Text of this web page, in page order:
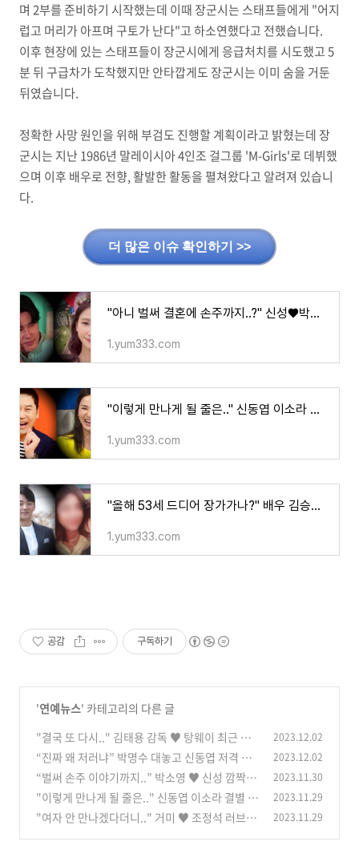
며 2부를 준비하기 시작했는데 이때 장군시는 스태프들에게 "어지
럽고 머리가 아프며 구토가 난다"고 하소연했다고 전했습니다.
이후 현장에 있는 스태프들이 장군시에게 응급처치를 시도했고 5
분 뒤 구급차가 도착했지만 안타깝게도 장군시는 이미 숨을 거둔
뒤였습니다.
정확한 사망 원인을 위해 부검도 진행할 계획이라고 밝혔는데 장
군시는 지난 1986년 말레이시아 4인조 걸그룹 'M-Girls'로 데뷔했
으며 이후 배우로 전향, 활발한 활동을 펼쳐왔다고 알려져 있습니
다.
더 많은 이슈 확인하기 >>
"아니 벌써 결혼에 손주까지..?" 신성♥박소영 급진전된 관계 고백하며 깜짝 소식 전하자 모두의
1.yum333.com
"이렇게 만나게 될 줄은.." 신동엽 이소라 결별 한지 23년만 재회 소식에 모두 놀라.. 과거 루머까
1.yum333.com
"올해 53세 드디어 장가가나?" 배우 김승수 14살 연하 여성과 설레는 만남 포착되자 모두가 한마음
1.yum333.com
공감 구독하기
'연예뉴스' 카테고리의 다른 글
"결국 또 다시.." 김태용 감독 ♥ 탕웨이 최근 안
타까운 소식에 모두 깜짝 (0)
2023.12.02
“진짜 왜 저러냐” 박명수 대놓고 신동엽 저격 발
언하자 모두 깜짝
(0)
2023.12.02
“벌써 손주 이야기까지..” 박소영 ♥ 신성 깜짝 소
식 알리자 모두 축하
(0)
2023.11.30
"이렇게 만나게 될 줄은.." 신동엽 이소라 결별 한
지 23년만 깜짝 재회
2023.11.29
"여자 안 만나겠다더니.." 거미 ♥ 조정석 러브스
2023.11.29